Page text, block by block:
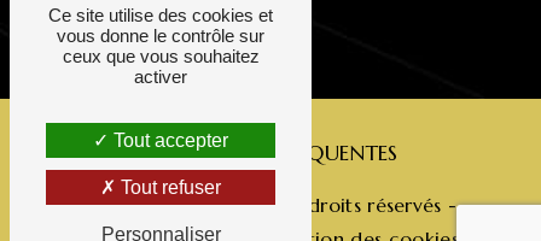
d’informations sur vos droits.
RECHERCHES FRÉQUENTES
©Vistalid- 2026 - Tous droits réservés -
Ce site utilise des cookies et
vous donne le contrôle sur
ceux que vous souhaitez
activer
Tout accepter
Tout refuser
Personnaliser